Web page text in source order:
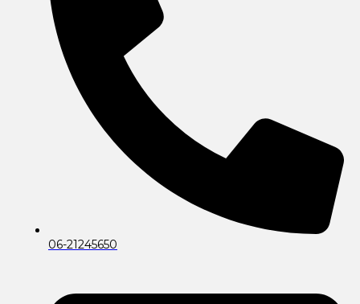
06-21245650